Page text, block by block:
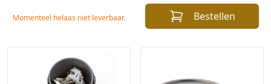
Momenteel helaas niet leverbaar. Bestellen